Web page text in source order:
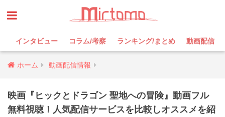
インタビュー コラム/考察 ランキング/まとめ 動画配信
ホーム 動画配信情報
映画『ヒックとドラゴン 聖地への冒険』動画フル
無料視聴！人気配信サービスを比較しオススメを紹